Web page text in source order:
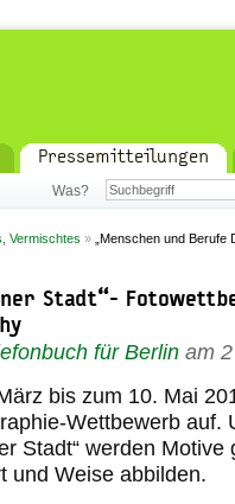
Pressemitteilungen
Was?
Vermischtes » „Menschen und
Stadt“-
für Berlin am
bis zum 10. Mai
Wettbewerb auf.
Stadt“ werden
und Weise abbilden.